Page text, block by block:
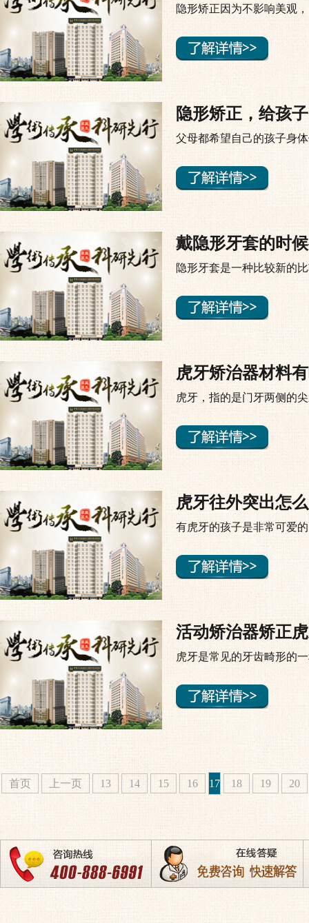
隐形矫正因为不影响美观
隐形矫正，给孩
父母都希望自己的孩子身
戴隐形牙套的时
隐形牙套是一种比较新的
虎牙矫治器材料
虎牙，指的是门牙两侧的
虎牙往外突出怎
有虎牙的孩子是非常可爱
活动矫治器矫正
虎牙是常见的牙齿畸形的
首页 上一页 13 14 15 16 17 18 19 20